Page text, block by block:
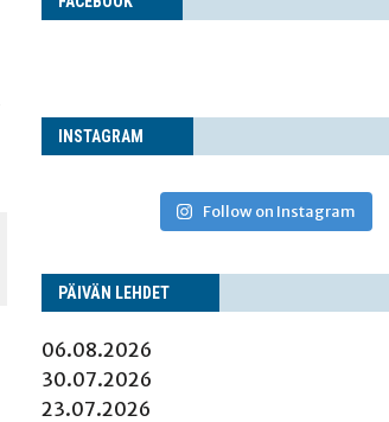
INS­TA­GRAM
Follow on Instagram
PÄI­VÄN LEHDET
06.08.2026
30.07.2026
23.07.2026